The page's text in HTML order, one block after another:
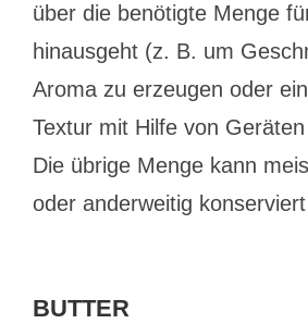
über die benötigte Menge
hinausgeht (z. B. um
Aroma zu erzeugen oder
Textur mit Hilfe von
Die übrige Menge kann
oder anderweitig
BUTTER